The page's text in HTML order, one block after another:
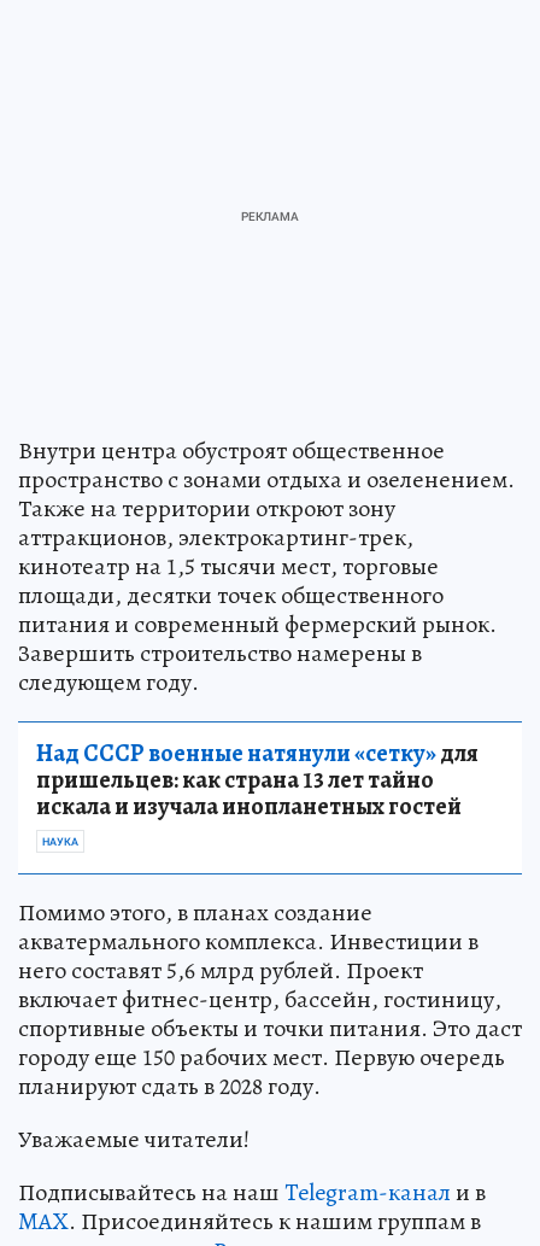
Внутри центра обустроят общественное
пространство с зонами отдыха и озеленением.
Также на территории откроют зону
аттракционов, электрокартинг-трек,
кинотеатр на 1,5 тысячи мест, торговые
площади, десятки точек общественного
питания и современный фермерский рынок.
Завершить строительство намерены в
следующем году.
Над СССР военные натянули «сетку»для
пришельцев: как страна 13 лет тайно
искала и изучала инопланетных гостей
НАУКА
Помимо этого, в планах создание
акватермального комплекса. Инвестиции в
него составят 5,6 млрд рублей. Проект
включает фитнес-центр, бассейн, гостиницу,
спортивные объекты и точки питания. Это даст
городу еще 150 рабочих мест. Первую очередь
планируют сдать в 2028 году.
Уважаемые читатели!
Подписывайтесь на нашTelegram-канали в
MAX. Присоединяйтесь к нашим группам в